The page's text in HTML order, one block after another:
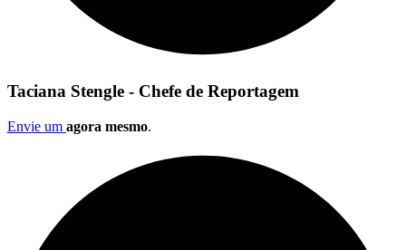
Taciana Stengle - Chefe de Reportagem
Envie um agora mesmo.